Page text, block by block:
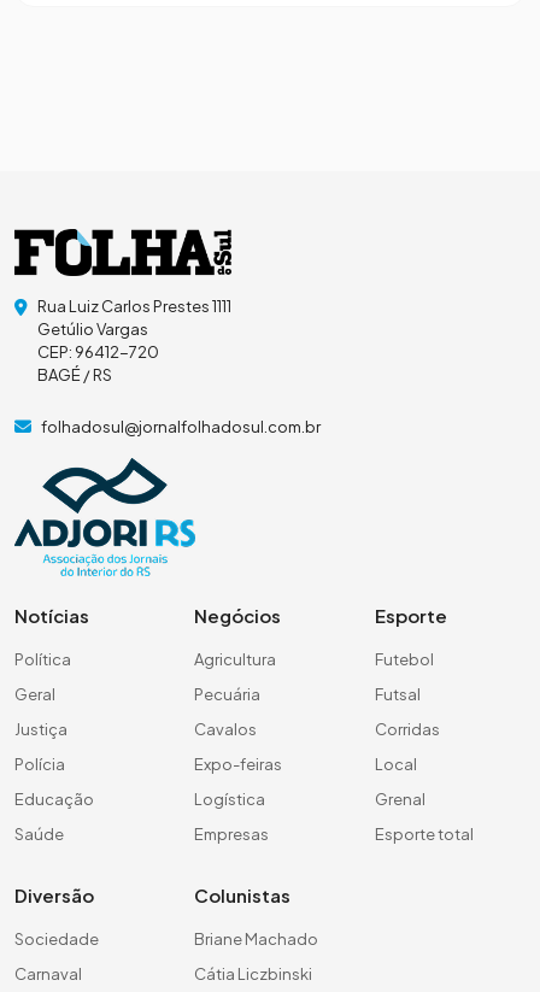
Rua Luiz Carlos Prestes 1111
Getúlio Vargas
CEP: 96412-720
BAGÉ / RS
folhadosul@jornalfolhadosul.com.br
Notícias
Política
Geral
Justiça
Polícia
Educação
Saúde
Negócios
Agricultura
Pecuária
Cavalos
Expo-feiras
Logística
Empresas
Esporte
Futebol
Futsal
Corridas
Local
Grenal
Esporte total
Diversão
Sociedade
Carnaval
Colunistas
Briane Machado
Cátia Liczbinski